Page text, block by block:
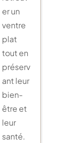
er un
ventre
plat
tout en
préserv
ant leur
bien-
être et
leur
santé.